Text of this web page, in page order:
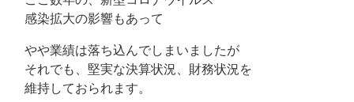
感染拡大の影響もあって
やや業績は落ち込んでしまいましたが
それでも、堅実な決算状況、財務状況を
維持しておられます。